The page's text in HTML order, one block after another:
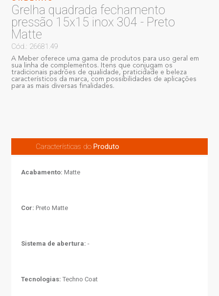
Grelha quadrada fechamento
pressão 15x15 inox 304 - Preto
Matte
Cód.: 26681.49
A Meber oferece uma gama de produtos para uso geral em
sua linha de complementos. Itens que conjugam os
tradicionais padrões de qualidade, praticidade e beleza
característicos da marca, com possibilidades de aplicações
para as mais diversas finalidades.
Características doProduto
Acabamento: Matte
Cor: Preto Matte
Sistema de abertura: -
Tecnologias: Techno Coat